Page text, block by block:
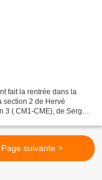
fait la rentrée dans la
section 2 de Hervé
( CM1-CME), de Serge
Page suivante >